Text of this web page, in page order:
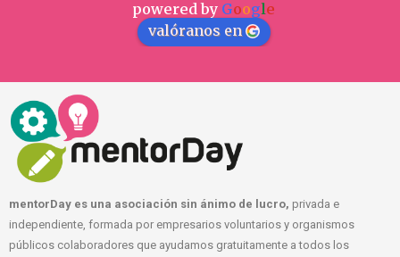
powered by Google
valóranos en
mentorDay es una asociación sin ánimo de lucro, privada e
independiente, formada por empresarios voluntarios y organismos
públicos colaboradores que ayudamos gratuitamente a todos los